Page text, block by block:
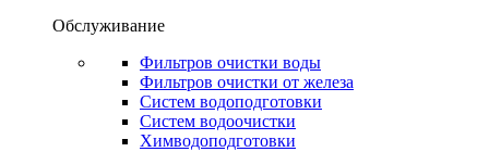
Обслуживание
Фильтров очистки воды
Фильтров очистки от железа
Систем водоподготовки
Систем водоочистки
Химводоподготовки